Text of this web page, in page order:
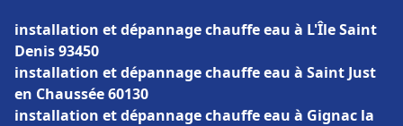
installation et dépannage chauffe eau à L'Île Saint
Denis 93450
installation et dépannage chauffe eau à Saint Just
en Chaussée 60130
installation et dépannage chauffe eau à Gignac la